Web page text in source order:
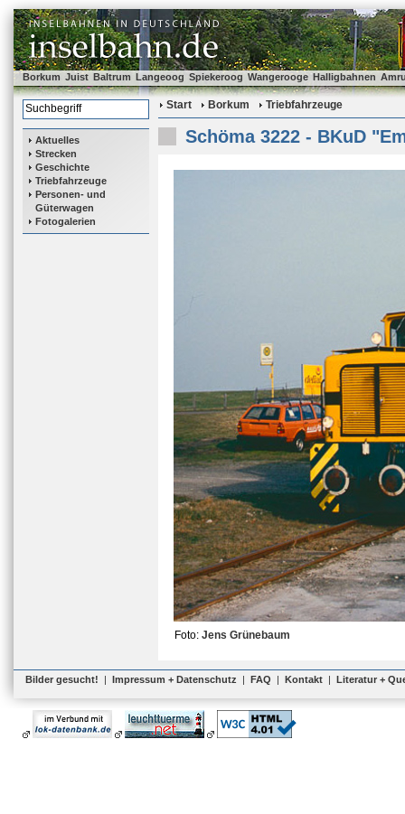
Borkum Juist Baltrum Langeoog Spiekeroog Wangerooge Halligbahnen
Aktuelles
Strecken
Geschichte
Triebfahrzeuge
Personen- und
Güterwagen
Fotogalerien
Start Borkum Triebfahrzeuge
Schöma 3222 - BKuD
Foto: Jens Grünebaum
Bilder gesucht! | Impressum + Datenschutz | FAQ | Kontakt | Literatur +